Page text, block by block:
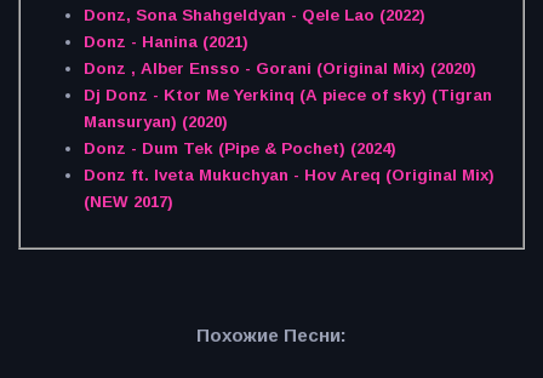
Donz, Sona Shahgeldyan - Qele Lao (2022)
Donz - Hanina (2021)
Donz , Alber Ensso - Gorani (Original Mix) (2020)
Dj Donz - Ktor Me Yerkinq (A piece of sky) (Tigran
Mansuryan) (2020)
Donz - Dum Tek (Pipe & Pochet) (2024)
Donz ft. Iveta Mukuchyan - Hov Areq (Original Mix)
(NEW 2017)
Похожие Песни: